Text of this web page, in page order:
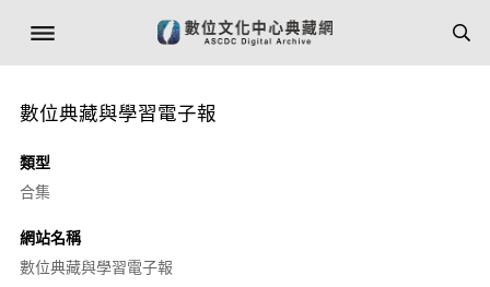
數位典藏與學習電子報
類型
合集
網站名稱
數位典藏與學習電子報